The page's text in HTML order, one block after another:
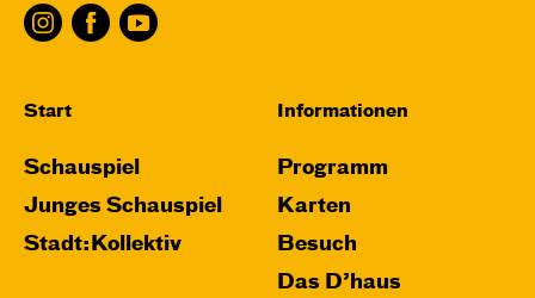
Start
Schauspiel
Junges Schauspiel
Stadt:Kollektiv
Informationen
Programm
Karten
Besuch
Das D’haus